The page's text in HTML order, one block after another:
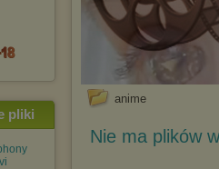
pliki
anime
Nie ma plików